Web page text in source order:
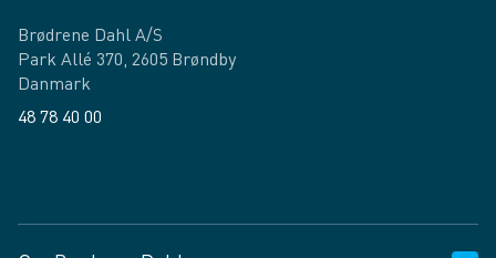
Brødrene Dahl A/S
Park Allé 370, 2605 Brøndby
Danmark
48 78 40 00